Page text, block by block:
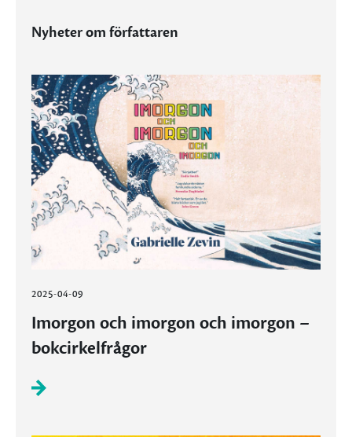
Nyheter om författaren
2025-04-09
Imorgon och imorgon och imorgon –
bokcirkelfrågor